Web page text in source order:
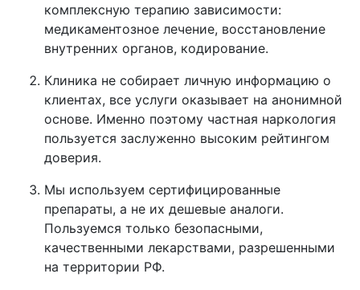
комплексную терапию зависимости:
медикаментозное лечение, восстановление
внутренних органов, кодирование.
Клиника не собирает личную информацию о
клиентах, все услуги оказывает на анонимной
основе. Именно поэтому частная наркология
пользуется заслуженно высоким рейтингом
доверия.
Мы используем сертифицированные
препараты, а не их дешевые аналоги.
Пользуемся только безопасными,
качественными лекарствами, разрешенными
на территории РФ.